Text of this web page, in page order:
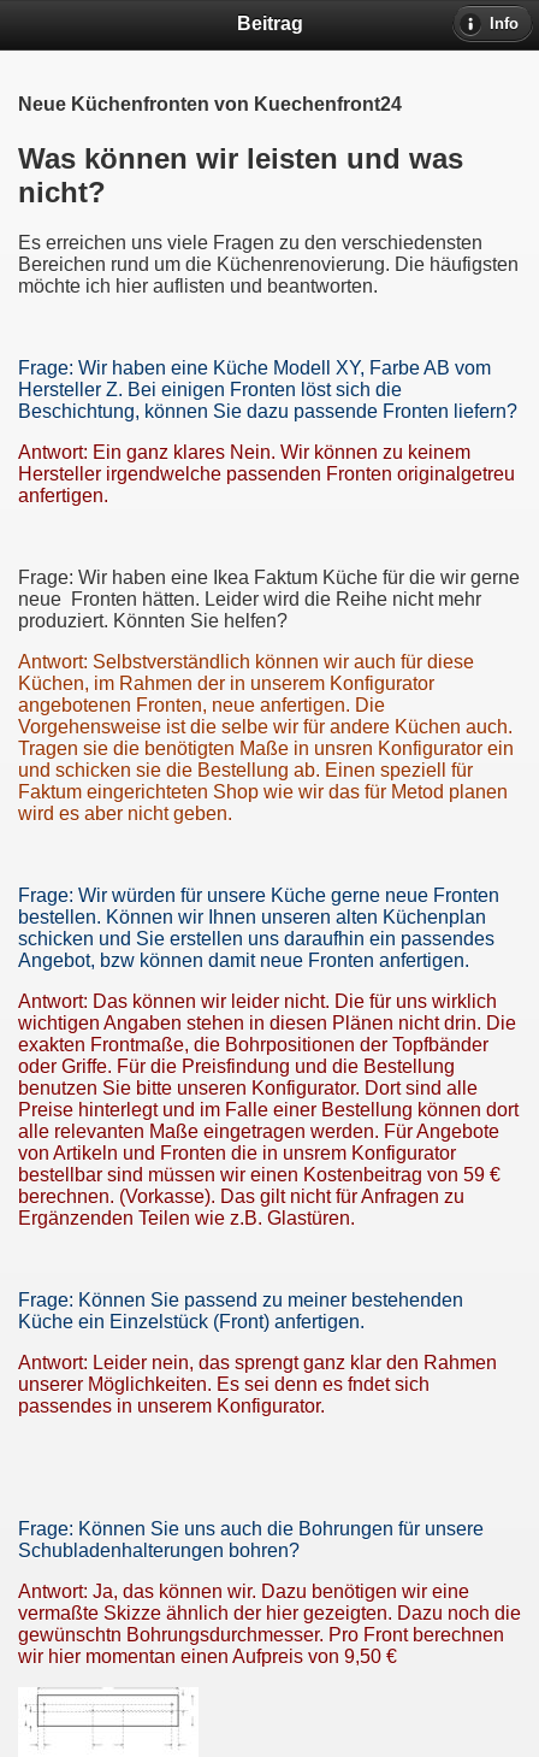
Beitrag Info
Neue Küchenfronten von Kuechenfront24
Was können wir leisten und was
nicht?
Es erreichen uns viele Fragen zu den verschiedensten
Bereichen rund um die Küchenrenovierung. Die häufigsten
möchte ich hier auflisten und beantworten.
Frage: Wir haben eine Küche Modell XY, Farbe AB vom
Hersteller Z. Bei einigen Fronten löst sich die
Beschichtung, können Sie dazu passende Fronten liefern?
Antwort: Ein ganz klares Nein. Wir können zu keinem
Hersteller irgendwelche passenden Fronten originalgetreu
anfertigen.
Frage: Wir haben eine Ikea Faktum Küche für die wir gerne
neue Fronten hätten. Leider wird die Reihe nicht mehr
produziert. Könnten Sie helfen?
Antwort: Selbstverständlich können wir auch für diese
Küchen, im Rahmen der in unserem Konfigurator
angebotenen Fronten, neue anfertigen. Die
Vorgehensweise ist die selbe wir für andere Küchen auch.
Tragen sie die benötigten Maße in unsren Konfigurator ein
und schicken sie die Bestellung ab. Einen speziell für
Faktum eingerichteten Shop wie wir das für Metod planen
wird es aber nicht geben.
Frage: Wir würden für unsere Küche gerne neue Fronten
bestellen. Können wir Ihnen unseren alten Küchenplan
schicken und Sie erstellen uns daraufhin ein passendes
Angebot, bzw können damit neue Fronten anfertigen.
Antwort: Das können wir leider nicht. Die für uns wirklich
wichtigen Angaben stehen in diesen Plänen nicht drin. Die
exakten Frontmaße, die Bohrpositionen der Topfbänder
oder Griffe. Für die Preisfindung und die Bestellung
benutzen Sie bitte unseren Konfigurator. Dort sind alle
Preise hinterlegt und im Falle einer Bestellung können dort
alle relevanten Maße eingetragen werden. Für Angebote
von Artikeln und Fronten die in unsrem Konfigurator
bestellbar sind müssen wir einen Kostenbeitrag von 59 €
berechnen. (Vorkasse). Das gilt nicht für Anfragen zu
Ergänzenden Teilen wie z.B. Glastüren.
Frage: Können Sie passend zu meiner bestehenden
Küche ein Einzelstück (Front) anfertigen.
Antwort: Leider nein, das sprengt ganz klar den Rahmen
unserer Möglichkeiten. Es sei denn es fndet sich
passendes in unserem Konfigurator.
Frage: Können Sie uns auch die Bohrungen für unsere
Schubladenhalterungen bohren?
Antwort: Ja, das können wir. Dazu benötigen wir eine
vermaßte Skizze ähnlich der hier gezeigten. Dazu noch die
gewünschtn Bohrungsdurchmesser. Pro Front berechnen
wir hier momentan einen Aufpreis von 9,50 €